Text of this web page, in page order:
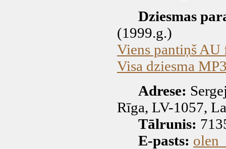
Dziesmas
(1999.g.)
Viens pantiņš
Visa dziesma
Adrese:
Rīga, LV-1057,
Tālrunis:
E-pasts: